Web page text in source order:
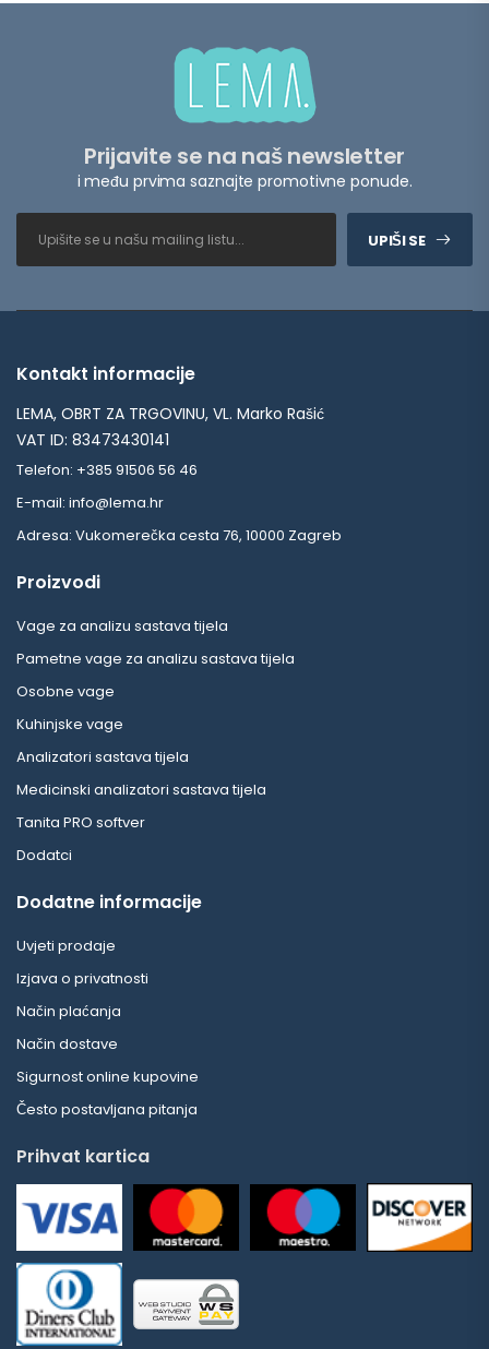
Prijavite se na naš newsletter
i među prvima saznajte promotivne ponude.
UPIŠI SE
Kontakt informacije
LEMA, OBRT ZA TRGOVINU, VL. Marko Rašić
VAT ID: 83473430141
Telefon: +385 91506 56 46
E-mail: info@lema.hr
Adresa: Vukomerečka cesta 76, 10000 Zagreb
Proizvodi
Vage za analizu sastava tijela
Pametne vage za analizu sastava tijela
Osobne vage
Kuhinjske vage
Analizatori sastava tijela
Medicinski analizatori sastava tijela
Tanita PRO softver
Dodatci
Dodatne informacije
Uvjeti prodaje
Izjava o privatnosti
Način plaćanja
Način dostave
Sigurnost online kupovine
Često postavljana pitanja
Prihvat kartica